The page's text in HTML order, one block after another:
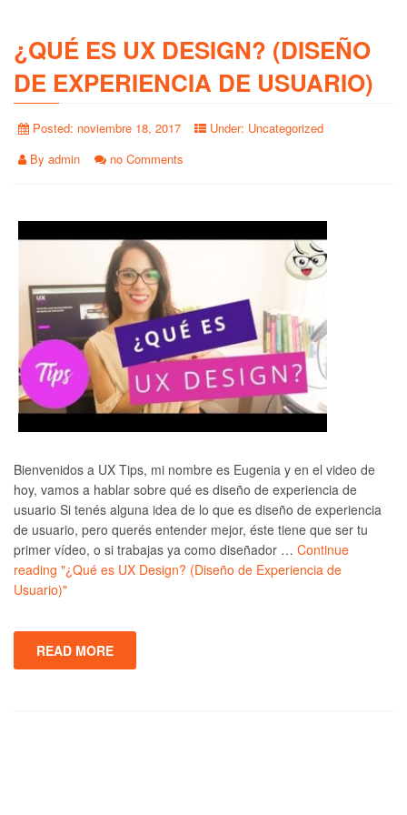
¿QUÉ ES UX DESIGN? (DISEÑO
DE EXPERIENCIA DE USUARIO)
Posted: noviembre 18, 2017 Under: Uncategorized
By admin no Comments
Bienvenidos a UX Tips, mi nombre es Eugenia y en el video de
hoy, vamos a hablar sobre qué es diseño de experiencia de
usuario Si tenés alguna idea de lo que es diseño de experiencia
de usuario, pero querés entender mejor, éste tiene que ser tu
primer vídeo, o si trabajas ya como diseñador … Continue
reading "¿Qué es UX Design? (Diseño de Experiencia de
Usuario)"
READ MORE